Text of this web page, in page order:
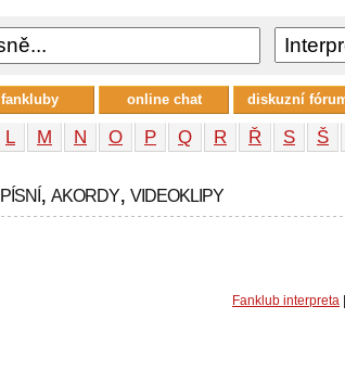
L M N O P Q R Ř S Š
akordy, videoklipy
Fanklub interpreta
fankluby online chat diskuzní